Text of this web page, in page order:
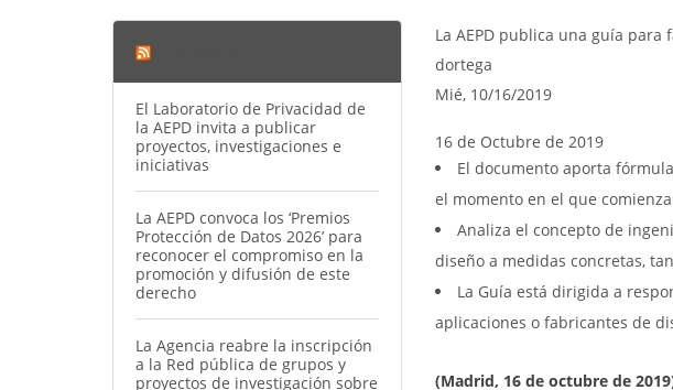
La AEPD publica una guía
dortega
Mié, 10/16/2019
16 de Octubre de 2019
El documento aporta
el momento en el que
Analiza el concepto de
diseño a medidas concretas,
La Guía está dirigida a
aplicaciones o fabricantes de
(Madrid, 16 de octubre de
El Laboratorio de Privacidad de
la AEPD invita a publicar
proyectos, investigaciones e
iniciativas
La AEPD convoca los ‘Premios
Protección de Datos 2026’ para
reconocer el compromiso en la
promoción y difusión de este
derecho
La Agencia reabre la inscripción
a la Red pública de grupos y
proyectos de investigación sobre